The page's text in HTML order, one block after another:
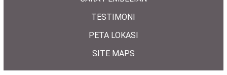
TESTIMONI
PETA LOKASI
SITE MAPS